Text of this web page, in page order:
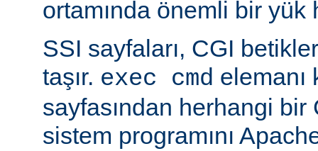
ortamında önemli bir yük
SSI sayfaları, CGI
taşır. exec cmd elemanı
sayfasından herhangi
sistem programını